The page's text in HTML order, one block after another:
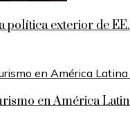
política exterior de
en América